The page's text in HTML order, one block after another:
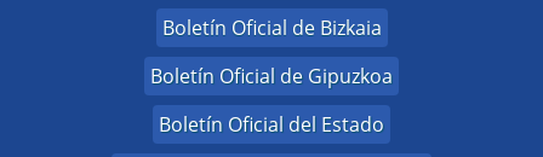
Boletín Oficial de Bizkaia
Boletín Oficial de Gipuzkoa
Boletín Oficial del Estado